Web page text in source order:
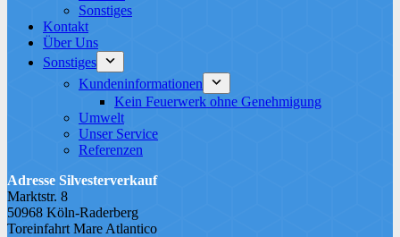
Sonstiges
Kontakt
Über Uns
Sonstiges
Kundeninformationen
Kein Feuerwerk ohne Genehmigung
Umwelt
Unser Service
Referenzen
Adresse Silvesterverkauf
Marktstr. 8
50968 Köln-Raderberg
Toreinfahrt Mare Atlantico